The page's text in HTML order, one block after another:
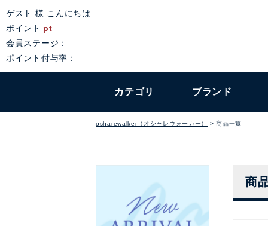
ゲスト 様 こんにちは
ポイント pt
会員ステージ：
ポイント付与率：
カテゴリ ブランド
osharewalker（オシャレウォーカー） 商品一覧
商